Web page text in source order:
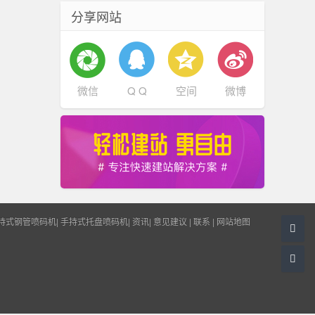
分享网站
微信 Q Q 空间 微博
式钢管喷码机| 手持式托盘喷码机| 资讯| 意见建议 | 联系 | 网站地图